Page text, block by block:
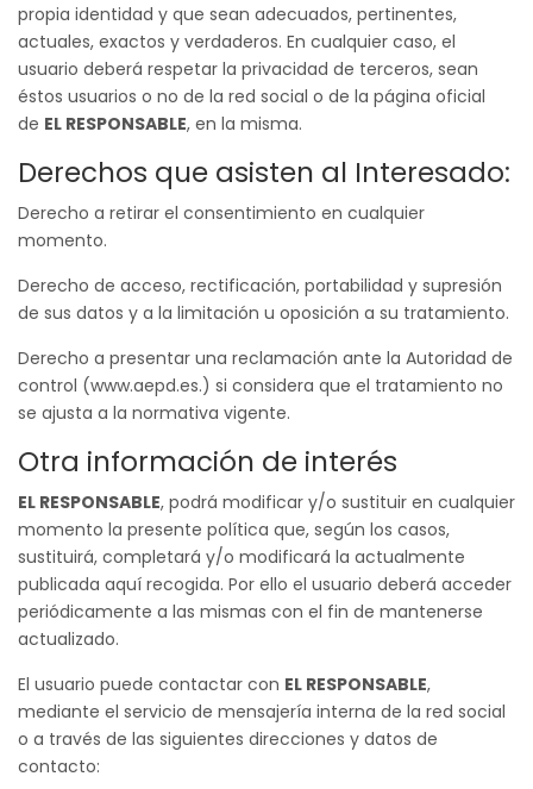
propia identidad y que sean adecuados, pertinentes,
actuales, exactos y verdaderos. En cualquier caso, el
usuario deberá respetar la privacidad de terceros, sean
éstos usuarios o no de la red social o de la página oficial
de EL RESPONSABLE, en la misma.
Derechos que asisten al Interesado:
Derecho a retirar el consentimiento en cualquier
momento.
Derecho de acceso, rectificación, portabilidad y supresión
de sus datos y a la limitación u oposición a su tratamiento.
Derecho a presentar una reclamación ante la Autoridad de
control (www.aepd.es.) si considera que el tratamiento no
se ajusta a la normativa vigente.
Otra información de interés
EL RESPONSABLE, podrá modificar y/o sustituir en cualquier
momento la presente política que, según los casos,
sustituirá, completará y/o modificará la actualmente
publicada aquí recogida. Por ello el usuario deberá acceder
periódicamente a las mismas con el fin de mantenerse
actualizado.
El usuario puede contactar con EL RESPONSABLE,
mediante el servicio de mensajería interna de la red social
o a través de las siguientes direcciones y datos de
contacto: